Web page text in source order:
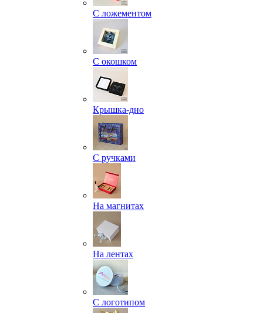
С ложементом
С окошком
Крышка-дно
С ручками
На магнитах
На лентах
С логотипом